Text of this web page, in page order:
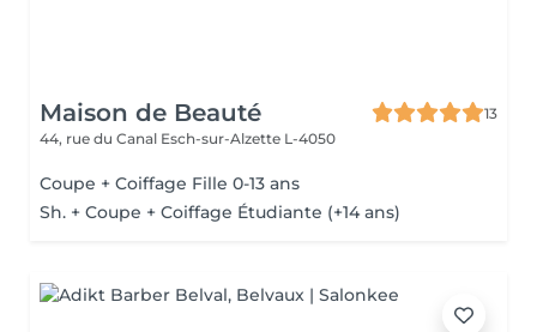
Maison de Beauté
13
44, rue du Canal Esch-sur-Alzette L-4050
Coupe + Coiffage Fille 0-13 ans
Sh. + Coupe + Coiffage Étudiante (+14 ans)